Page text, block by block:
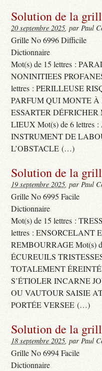
Solution de la
20 septembre 2025, par Paul
Grille No 6996 Difficile
Dictionnaire
Mot(s) de 15 lettres :
NONINITIEES
lettres : PERILLEUSE
PARFUM QUI MONTE
ESSARTER
LIEUX Mot(s) de 6 lettres
INSTRUMENT DE
L’OBSTACLE (…)
Solution de la
19 septembre 2025, par Paul
Grille No 6995 Facile
Dictionnaire
Mot(s) de 15 lettres :
lettres : ENSORCELANT
REMBOURRAGE Mot(s)
ÉCUREUILS
TOTALEMENT
S’ÉTIOLER INCARNE
OU VAUTOUR SAISIE
PORTÉE VERSEE (…)
Solution de la
18 septembre 2025, par Paul
Grille No 6994 Facile
Dictionnaire